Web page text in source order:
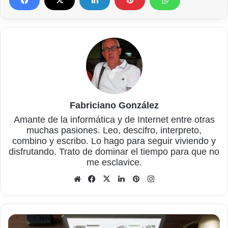
Fabriciano González
Amante de la informática y de Internet entre otras
muchas pasiones. Leo, descifro, interpreto,
combino y escribo. Lo hago para seguir viviendo y
disfrutando. Trato de dominar el tiempo para que no
me esclavice.
Sitio
Facebook
X LinkedInPinterest
Cómo